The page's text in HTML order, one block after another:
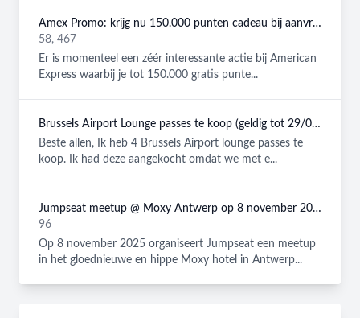
Amex Promo: krijg nu 150.000 punten cadeau bij aanvraag van een American Express Platinum kaart!
58, 467
Er is momenteel een zéér interessante actie bij American
Express waarbij je tot 150.000 gratis punte...
Brussels Airport Lounge passes te koop (geldig tot 29/08/2026)
Beste allen, Ik heb 4 Brussels Airport lounge passes te
koop. Ik had deze aangekocht omdat we met e...
Jumpseat meetup @ Moxy Antwerp op 8 november 2025
96
Op 8 november 2025 organiseert Jumpseat een meetup
in het gloednieuwe en hippe Moxy hotel in Antwerp...